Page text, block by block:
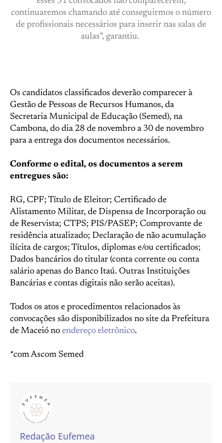
continuaremos chamando até conseguirmos o número
de profissionais necessários para inserir nas salas de
aulas”, garantiu.
Os candidatos classificados deverão comparecer à
Gestão de Pessoas de Recursos Humanos, da
Secretaria Municipal de Educação (Semed), na
Cambona, do dia 28 de novembro a 30 de novembro
para a entrega dos documentos necessários.
Conforme o edital, os documentos a serem
entregues são:
RG, CPF; Título de Eleitor; Certificado de
Alistamento Militar, de Dispensa de Incorporação ou
de Reservista; CTPS; PIS/PASEP; Comprovante de
residência atualizado; Declaração de não acumulação
ilícita de cargos; Títulos, diplomas e/ou certificados;
Dados bancários do titular (conta corrente ou conta
salário apenas do Banco Itaú. Outras Instituições
Bancárias e contas digitais não serão aceitas).
Todos os atos e procedimentos relacionados às
convocações são disponibilizados no site da Prefeitura
de Maceió no endereço eletrônico.
*com Ascom Semed
Redação Eufemea